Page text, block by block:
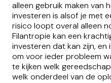
alleen gebruik maken van
investeren is alsof je met
risico loopt overal alleen
Filantropie kan een
investeren dat kan zijn,
om voor ieder probleem
te kijken welk
welk onderdeel van de